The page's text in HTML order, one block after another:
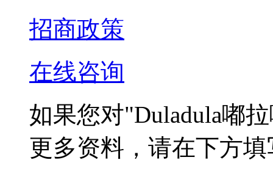
招商政策
在线咨询
如果您对"Duladula嘟
更多资料，请在下方